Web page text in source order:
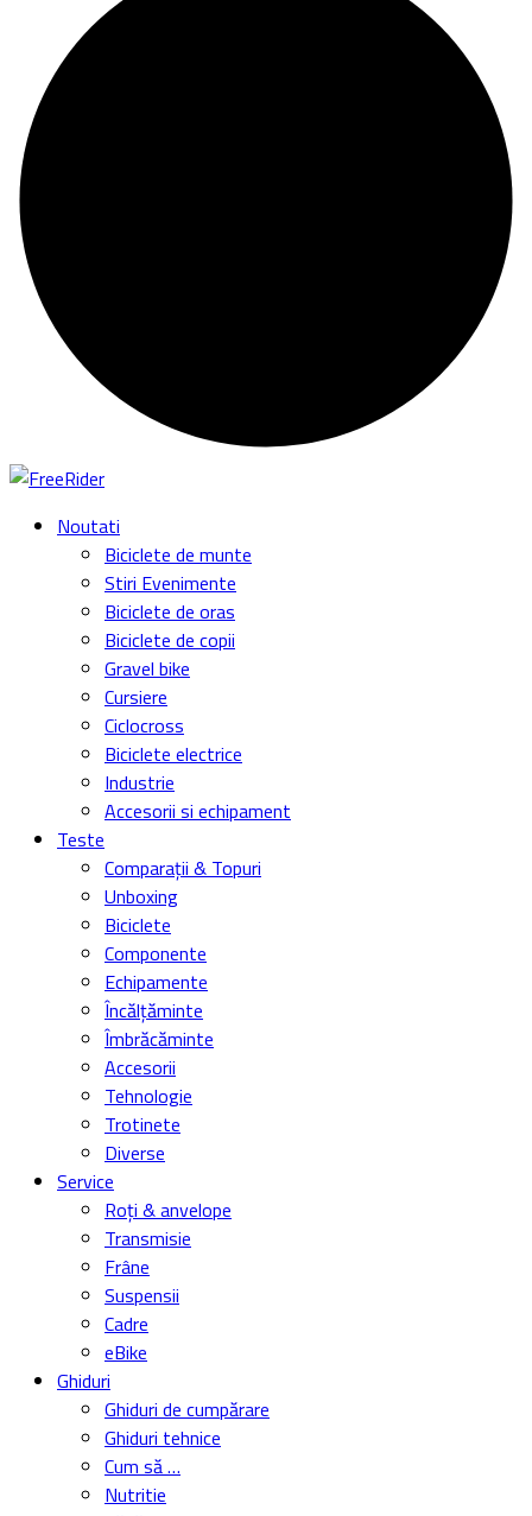
Noutati
Biciclete de munte
Stiri Evenimente
Biciclete de oras
Biciclete de copii
Gravel bike
Cursiere
Ciclocross
Biciclete electrice
Industrie
Accesorii si echipament
Teste
Comparații & Topuri
Unboxing
Biciclete
Componente
Echipamente
Încălțăminte
Îmbrăcăminte
Accesorii
Tehnologie
Trotinete
Diverse
Service
Roți & anvelope
Transmisie
Frâne
Suspensii
Cadre
eBike
Ghiduri
Ghiduri de cumpărare
Ghiduri tehnice
Cum să …
Nutritie